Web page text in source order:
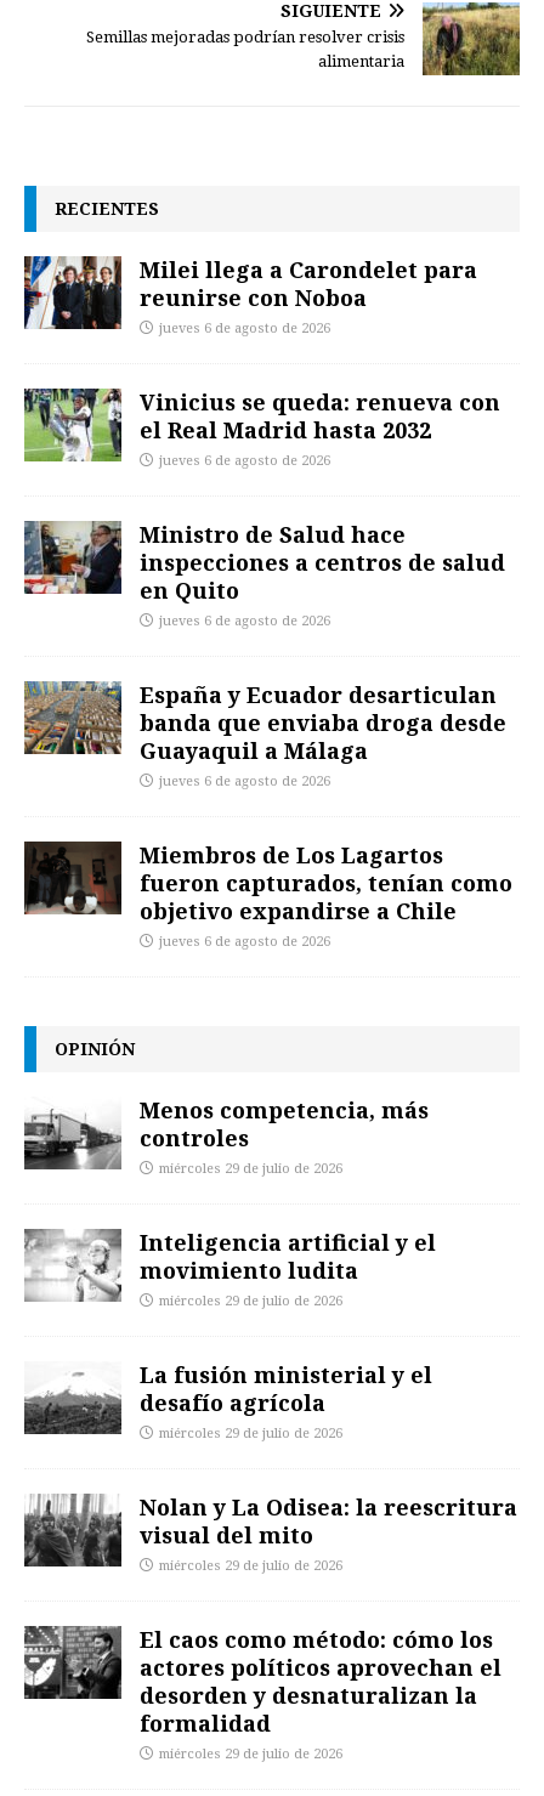
SIGUIENTE
Semillas mejoradas podrían resolver crisis
alimentaria
RECIENTES
Milei llega a Carondelet para
reunirse con Noboa
jueves 6 de agosto de 2026
Vinicius se queda: renueva con
el Real Madrid hasta 2032
jueves 6 de agosto de 2026
Ministro de Salud hace
inspecciones a centros de salud
en Quito
jueves 6 de agosto de 2026
España y Ecuador desarticulan
banda que enviaba droga desde
Guayaquil a Málaga
jueves 6 de agosto de 2026
Miembros de Los Lagartos
fueron capturados, tenían como
objetivo expandirse a Chile
jueves 6 de agosto de 2026
OPINIÓN
Menos competencia, más
controles
miércoles 29 de julio de 2026
Inteligencia artificial y el
movimiento ludita
miércoles 29 de julio de 2026
La fusión ministerial y el
desafío agrícola
miércoles 29 de julio de 2026
Nolan y La Odisea: la reescritura
visual del mito
miércoles 29 de julio de 2026
El caos como método: cómo los
actores políticos aprovechan el
desorden y desnaturalizan la
formalidad
miércoles 29 de julio de 2026